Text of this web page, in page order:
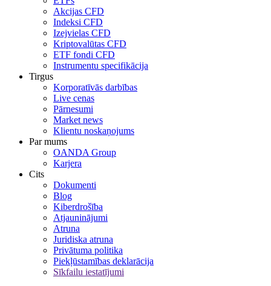
Akcijas CFD
Indeksi CFD
Izejvielas CFD
Kriptovalūtas CFD
ETF fondi CFD
Instrumentu specifikācija
Tirgus
Korporatīvās darbības
Live cenas
Pārnesumi
Market news
Klientu noskaņojums
Par mums
OANDA Group
Karjera
Cits
Dokumenti
Blog
Kiberdrošība
Atjauninājumi
Atruna
Juridiska atruna
Privātuma politika
Piekļūstamības deklarācija
Sīkfailu iestatījumi